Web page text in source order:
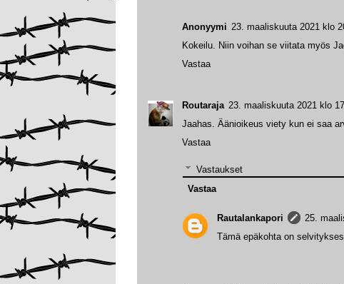
Routaraja 23. maaliskuuta 2021 klo
Jaahas. Äänioikeus viety kun ei saa
Vastaa
Vastaukset
Rautalankapori
25.
Tämä epäkohta on
Vastaa
Anonyymi 23. maaliskuuta 2021 klo
Kokeilu. Niin voihan se viitata myös
Vastaa